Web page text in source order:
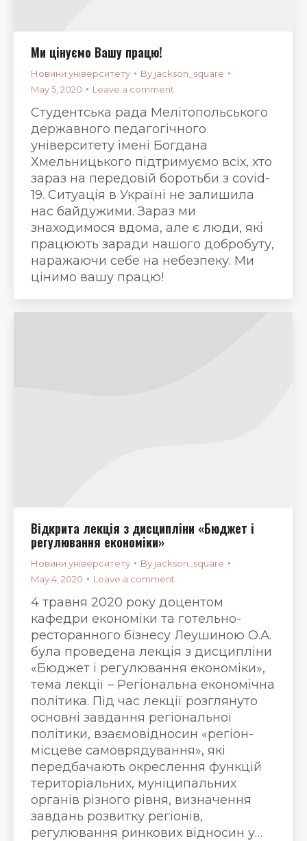
Ми цінуємо Вашу працю!
Новини університету By jackson_square
May 5, 2020
Leave a comment
Студентська рада Мелітопольського
державного педагогічного
університету імені Богдана
Хмельницького підтримуємо всіх, хто
зараз на передовій боротьби з covid-
19. Ситуація в Україні не залишила
нас байдужими. Зараз ми
знаходимося вдома, але є люди, які
працюють заради нашого добробуту,
наражаючи себе на небезпеку. Ми
цінимо вашу працю!
Відкрита лекція з дисципліни «Бюджет і
регулювання економіки»
Новини університету By jackson_square
May 4, 2020
Leave a comment
4 травня 2020 року доцентом
кафедри економіки та готельно-
ресторанного бізнесу Леушиною О.А.
була проведена лекція з дисципліни
«Бюджет і регулювання економіки»,
тема лекції – Регіональна економічна
політика. Під час лекції розглянуто
основні завдання регіональної
політики, взаємовідносин «регіон-
місцеве самоврядування», які
передбачають окреслення функцій
територіальних, муніципальних
органів різного рівня, визначення
завдань розвитку регіонів,
регулювання ринкових відносин у…